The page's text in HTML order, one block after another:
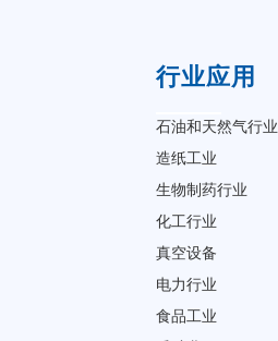
行业应用
石油和天然气行业
造纸工业
生物制药行业
化工行业
真空设备
电力行业
食品工业